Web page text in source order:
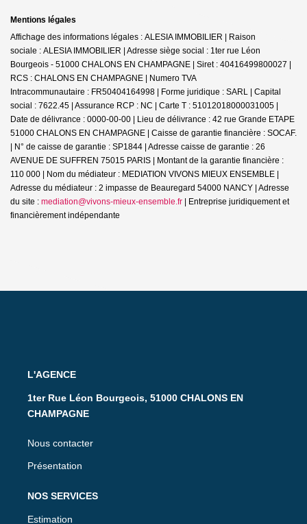
Mentions légales
Affichage des informations légales : ALESIA IMMOBILIER | Raison
sociale : ALESIA IMMOBILIER | Adresse siège social : 1ter rue Léon
Bourgeois - 51000 CHALONS EN CHAMPAGNE | Siret : 40416499800027 |
RCS : CHALONS EN CHAMPAGNE | Numero TVA
Intracommunautaire : FR50404164998 | Forme juridique : SARL | Capital
social : 7622.45 | Assurance RCP : NC | Carte T : 51012018000031005 |
Date de délivrance : 0000-00-00 | Lieu de délivrance : 42 rue Grande ETAPE
51000 CHALONS EN CHAMPAGNE | Caisse de garantie financière : SOCAF.
| N° de caisse de garantie : SP1844 | Adresse caisse de garantie : 26
AVENUE DE SUFFREN 75015 PARIS | Montant de la garantie financière :
110 000 | Nom du médiateur : MEDIATION VIVONS MIEUX ENSEMBLE |
Adresse du médiateur : 2 impasse de Beauregard 54000 NANCY | Adresse
du site : mediation@vivons-mieux-ensemble.fr | Entreprise juridiquement et
financièrement indépendante
L'AGENCE
1ter Rue Léon Bourgeois, 51000 CHALONS EN
CHAMPAGNE
Nous contacter
Présentation
NOS SERVICES
Estimation